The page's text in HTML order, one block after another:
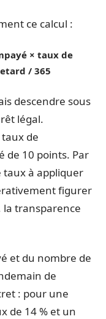
ce calcul :
× taux de
/ 365
descendre sous
légal.
de
de 10 points. Par
taux à appliquer
figurer
la transparence
et du nombre de
de
: pour une
de 14 % et un